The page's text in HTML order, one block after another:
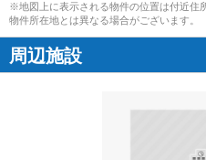
※地図上に表示される物件の位置は付近住
物件所在地とは異なる場合がございます。
周辺施設